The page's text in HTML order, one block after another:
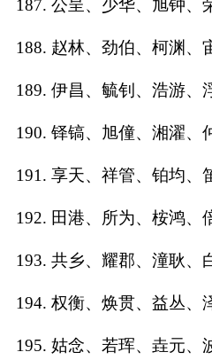
187. 公呈、少华、旭钟、
188. 赵林、劲伯、柯渊、
189. 伊昌、毓钊、浩游、
190. 铎镐、旭僮、湘濯、
191. 享天、祥管、铂均、
192. 田港、所为、桉鸿、
193. 共乡、耀郡、潼耿、
194. 权衡、焕贯、益丛、
195. 姑念、若珲、垚元、